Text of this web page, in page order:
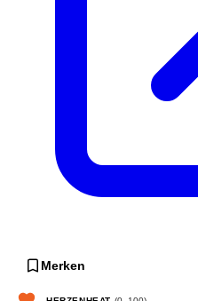
Merken